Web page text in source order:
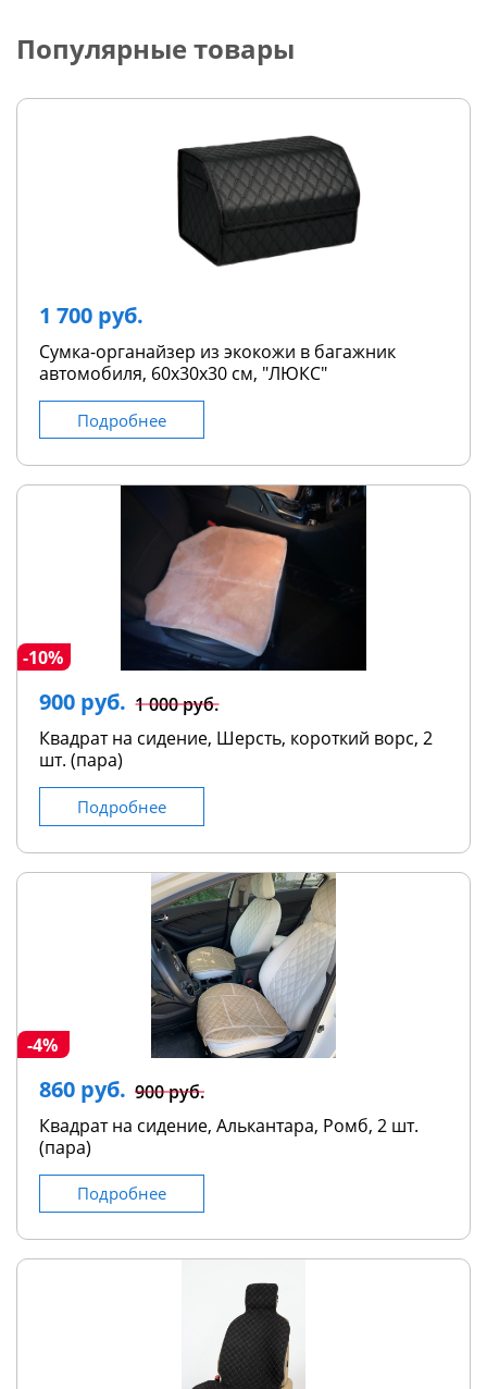
Популярные товары
1 700 руб.
Сумка-органайзер из экокожи в багажник
автомобиля, 60х30х30 см, "ЛЮКС"
Подробнее
-10%
900 руб. 1 000 руб.
Квадрат на сидение, Шерсть, короткий ворс, 2
шт. (пара)
Подробнее
-4%
860 руб. 900 руб.
Квадрат на сидение, Алькантара, Ромб, 2 шт.
(пара)
Подробнее